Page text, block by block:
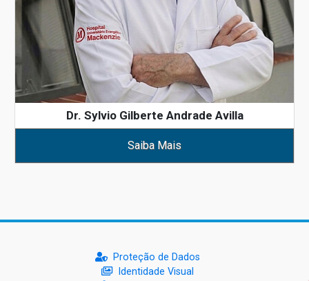
Dr. Sylvio Gilberte Andrade Avilla
Saiba Mais
Proteção de Dados
Identidade Visual